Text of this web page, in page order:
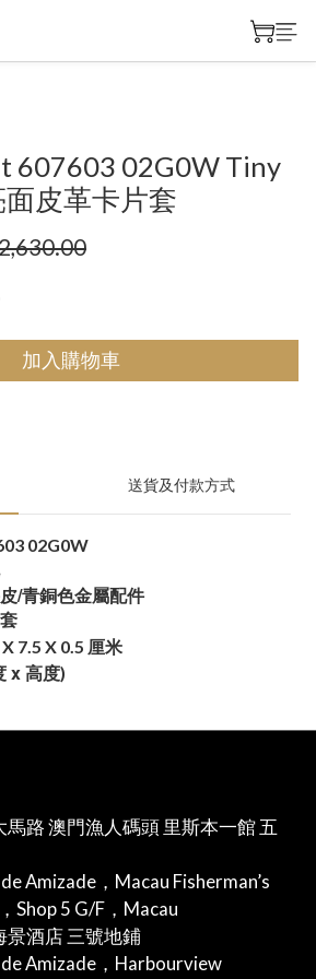
607603 02G0W Tiny
面皮革卡片套
加入購物車
送貨及付款方式
02G0W
/青銅色金屬配件
7.5 X 0.5 厘米
x 高度)
路 澳門漁人碼頭 里斯本一館 五
Amizade，Macau Fisherman’s
Shop 5 G/F，Macau
酒店 三號地鋪
Amizade，Harbourview